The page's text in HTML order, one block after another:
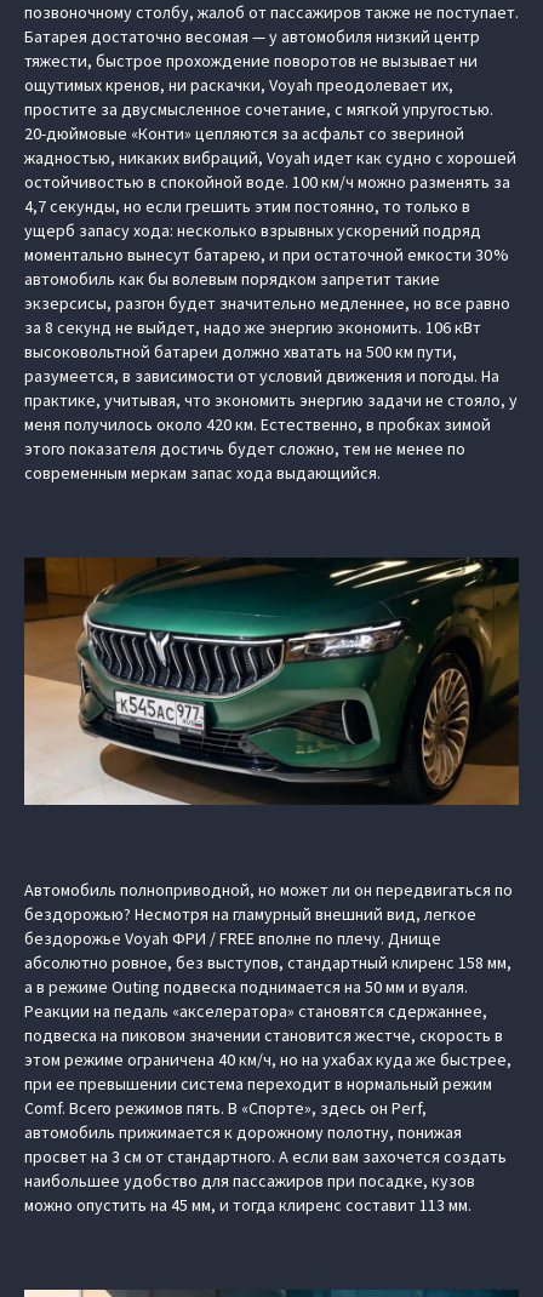
позвоночному столбу, жалоб от пассажиров также не поступает.
Батарея достаточно весомая — у автомобиля низкий центр
тяжести, быстрое прохождение поворотов не вызывает ни
ощутимых кренов, ни раскачки, Voyah преодолевает их,
простите за двусмысленное сочетание, с мягкой упругостью.
20‑дюймовые «Конти» цепляются за асфальт со звериной
жадностью, никаких вибраций, Voyah идет как судно с хорошей
остойчивостью в спокойной воде. 100 км/ч можно разменять за
4,7 секунды, но если грешить этим постоянно, то только в
ущерб запасу хода: несколько взрывных ускорений подряд
моментально вынесут батарею, и при остаточной емкости 30 %
автомобиль как бы волевым порядком запретит такие
экзерсисы, разгон будет значительно медленнее, но все равно
за 8 секунд не выйдет, надо же энергию экономить. 106 кВт
высоковольтной батареи должно хватать на 500 км пути,
разумеется, в зависимости от условий движения и погоды. На
практике, учитывая, что экономить энергию задачи не стояло, у
меня получилось около 420 км. Естественно, в пробках зимой
этого показателя достичь будет сложно, тем не менее по
современным меркам запас хода выдающийся.
Автомобиль полноприводной, но может ли он передвигаться по
бездорожью? Несмотря на гламурный внешний вид, легкое
бездорожье Voyah ФРИ / FREE вполне по плечу. Днище
абсолютно ровное, без выступов, стандартный клиренс 158 мм,
а в режиме Outing подвеска поднимается на 50 мм и вуаля.
Реакции на педаль «акселератора» становятся сдержаннее,
подвеска на пиковом значении становится жестче, скорость в
этом режиме ограничена 40 км/ч, но на ухабах куда же быстрее,
при ее превышении система переходит в нормальный режим
Comf. Всего режимов пять. В «Спорте», здесь он Perf,
автомобиль прижимается к дорожному полотну, понижая
просвет на 3 см от стандартного. А если вам захочется создать
наибольшее удобство для пассажиров при посадке, кузов
можно опустить на 45 мм, и тогда клиренс составит 113 мм.